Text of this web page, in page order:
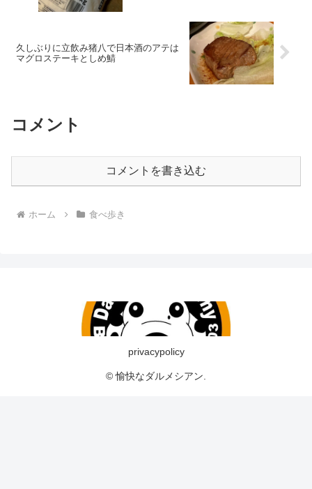
久しぶりに立飲み猪八で日本酒のアテは
マグロステーキとしめ鯖
コメント
コメントを書き込む
ホーム 食べ歩き
privacypolicy
© 愉快なダルメシアン.